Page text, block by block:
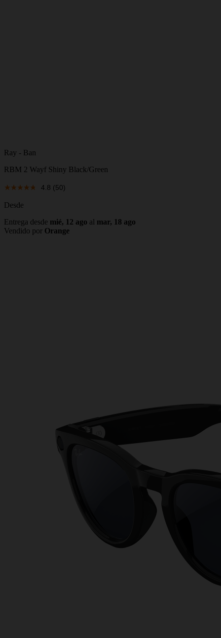
Ray - Ban
RBM 2 Wayf Shiny Black/Green
4.8 (50)
Desde
Entrega desde mié, 12 ago al mar, 18 ago
Vendido por Orange